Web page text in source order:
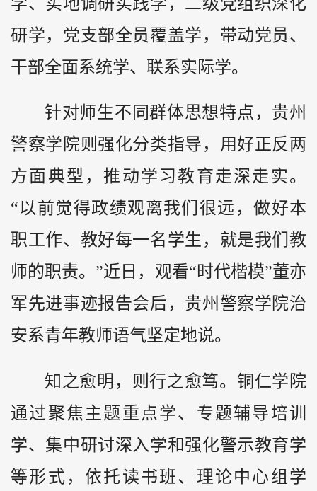
研学，党支部全员覆盖学，带动党员、
干部全面系统学、联系实际学。
针对师生不同群体思想特点，贵州
警察学院则强化分类指导，用好正反两
方面典型，推动学习教育走深走实。
“以前觉得政绩观离我们很远，做好本
职工作、教好每一名学生，就是我们教
师的职责。”近日，观看“时代楷模”董亦
军先进事迹报告会后，贵州警察学院治
安系青年教师语气坚定地说。
知之愈明，则行之愈笃。铜仁学院
通过聚焦主题重点学、专题辅导培训
学、集中研讨深入学和强化警示教育学
等形式，依托读书班、理论中心组学